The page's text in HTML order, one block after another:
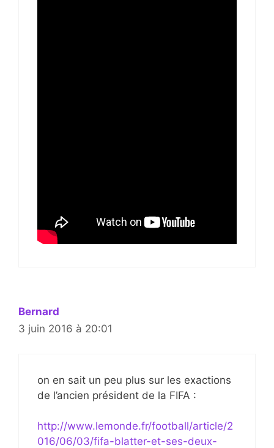
Bernard
3 juin 2016 à 20:01
on en sait un peu plus sur les exactions
de l’ancien président de la FIFA :
http://www.lemonde.fr/football/article/2
016/06/03/fifa-blatter-et-ses-deux-